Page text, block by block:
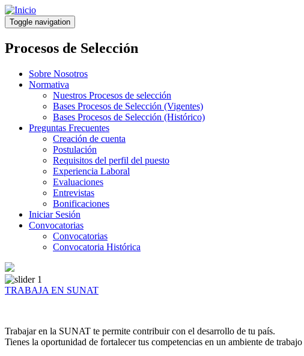
Pasar
al
contenido
principal
Toggle navigation
Procesos de Selección
Sobre Nosotros
Normativa
Nuestros Procesos de selección
Bases Procesos de Selección (Vigentes)
Bases Procesos de Selección (Histórico)
Preguntas Frecuentes
Creación de cuenta
Postulación
Requisitos del perfil del puesto
Experiencia Laboral
Evaluaciones
Entrevistas
Bonificaciones
Iniciar Sesión
Convocatorias
Convocatorias
Convocatoria Histórica
TRABAJA EN SUNAT
Trabajar en la SUNAT te permite contribuir con el desarrollo de tu país.
Tienes la oportunidad de fortalecer tus competencias en un ambiente de